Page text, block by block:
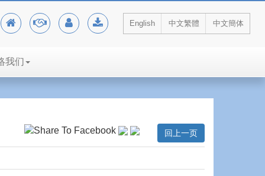
English 中文繁體 中文簡体
我们
回上一页